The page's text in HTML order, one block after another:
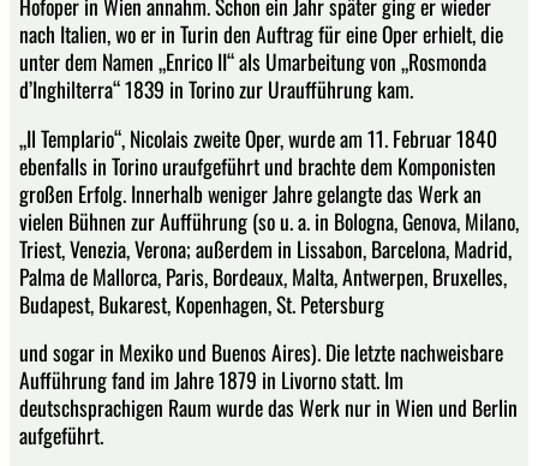
nach Italien, wo er in Turin den Auftrag für eine Oper erhielt, die
unter dem Namen „Enrico II“ als Umarbeitung von „Rosmonda
d’Inghilterra“ 1839 in Torino zur Uraufführung kam.
„Il Templario“, Nicolais zweite Oper, wurde am 11. Februar 1840
ebenfalls in Torino uraufgeführt und brachte dem Komponisten
großen Erfolg. Innerhalb weniger Jahre gelangte das Werk an
vielen Bühnen zur Aufführung (so u. a. in Bologna, Genova, Milano,
Triest, Venezia, Verona; außerdem in Lissabon, Barcelona, Madrid,
Palma de Mallorca, Paris, Bordeaux, Malta, Antwerpen, Bruxelles,
Budapest, Bukarest, Kopenhagen, St. Petersburg
und sogar in Mexiko und Buenos Aires). Die letzte nachweisbare
Aufführung fand im Jahre 1879 in Livorno statt. Im
deutschsprachigen Raum wurde das Werk nur in Wien und Berlin
aufgeführt.